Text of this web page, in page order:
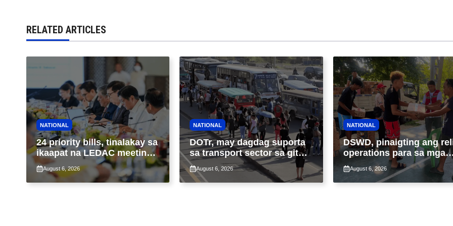
RELATED ARTICLES
NATIONAL
24 priority bills, tinalakay sa
ikaapat na LEDAC meeting
sa pangunguna ni PBBM
August 6, 2026
NATIONAL
DOTr, may dagdag suporta
sa transport sector sa gitna
ng patuloy na suspensyon
ng taas-pasahe
August 6, 2026
NATIONAL
DSWD, pinaigting ang
operations para sa mga
apektado ng habagat at
Bagyong Luis, Maymay
August 6, 2026